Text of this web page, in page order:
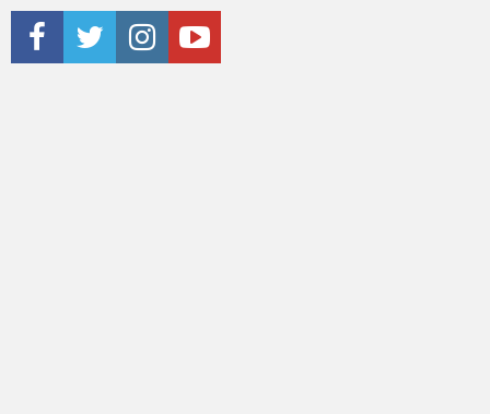
facebooktwitter instagramyoutube